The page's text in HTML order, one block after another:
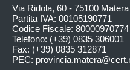
Via Ridola, 60 - 75100 Matera
Partita IVA: 00105190771
Codice Fiscale: 80000970774
Telefono: (+39) 0835 306001
Fax: (+39) 0835 312871
PEC: